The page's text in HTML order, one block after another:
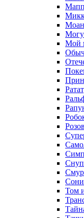
Мой
Том